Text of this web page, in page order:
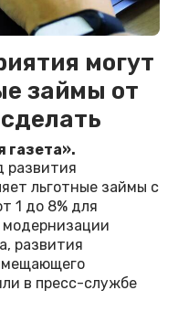
могут
займы от
газета».
развития
льготные займы с
1 до 8% для
модернизации
развития
в пресс-службе